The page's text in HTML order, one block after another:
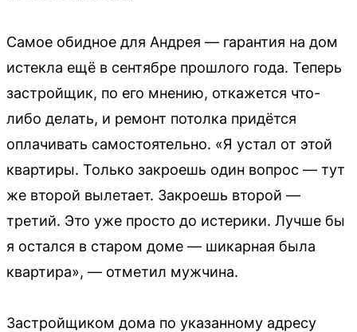
Самое обидное для Андрея — гарантия на дом
истекла ещё в сентябре прошлого года. Теперь
застройщик, по его мнению, откажется что-
либо делать, и ремонт потолка придётся
оплачивать самостоятельно. «Я устал от этой
квартиры. Только закроешь один вопрос — тут
же второй вылетает. Закроешь второй —
третий. Это уже просто до истерики. Лучше бы
я остался в старом доме — шикарная была
квартира», — отметил мужчина.
Застройщиком дома по указанному адресу